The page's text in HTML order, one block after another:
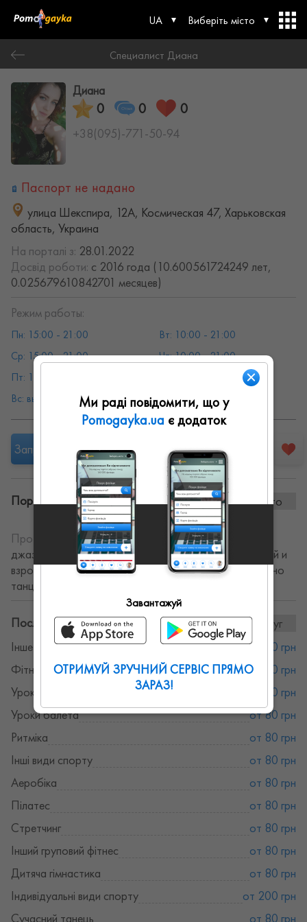
UA Виберіть місто
Специалист Диана
Диана
0 0 0
+38(095)-771-50-94
Паспорт не надано
улица Шекспира, 12А, Космическая 47, Харьковская
область, Украина
На порталі з: 28.01.2022
Досвід роботи: с 2016 года (10.600561724249 лет,
0.025679610842701 месяцев)
Режим работы:
Пн: 15:00 - 21:00
Вт: 10:00 - 21:00
Ср: 15:00 - 21:00
Чт: 10:00 - 21:00
Пт: 10:00 - 21:00
Вс: выходной
Запропонувати роботу
Портфоліо винаних робіт: 0 фото
Про себе:
Занятия по современной(контемп, модерн,
джаз-модерн) и класичесской хореографии для детей и
взрослых. Хотите научится красиво и профессионально
танцевать, тогда ждём у нас на занятиях!
Послуги та ціни:
13послуг
Інше в хореографії
от 80 грн
Фітнес тренер
от 200 грн
Уроки стрип-пластики
от 80 грн
Уроки балета
от 80 грн
Ритміка
от 80 грн
Інші види спорту
от 80 грн
Аеробіка
от 80 грн
Пілатес
от 80 грн
Стретчинг
от 80 грн
Інший груповий фітнес
от 80 грн
Дитяча гімнастика
от 80 грн
Індивідуальні види спорту
от 200 грн
Сучасний танець
от 80 грн
Ми раді повідомити, що у
Pomogayka.ua є додаток
Завантажуй
ОТРИМУЙ ЗРУЧНИЙ СЕРВІС ПРЯМО
ЗАРАЗ!